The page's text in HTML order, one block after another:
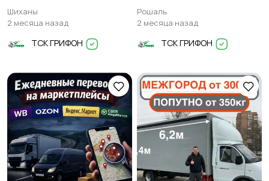
тонн
Шиханы
2 месяца назад
ТСК ГРИФОН
тонн
Рошаль
2 месяца назад
ТСК ГРИФОН